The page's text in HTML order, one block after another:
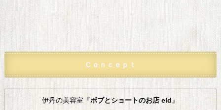
Ｃｏｎｃｅｐｔ
伊丹の美容室『ボブとショートのお店 eld 』